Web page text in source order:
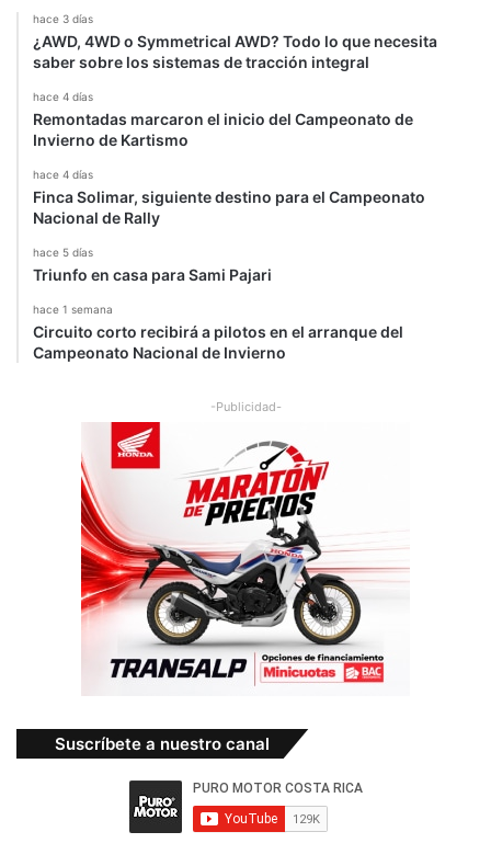
hace 3 días
¿AWD, 4WD o Symmetrical AWD? Todo lo que necesita
saber sobre los sistemas de tracción integral
hace 4 días
Remontadas marcaron el inicio del Campeonato de
Invierno de Kartismo
hace 4 días
Finca Solimar, siguiente destino para el Campeonato
Nacional de Rally
hace 5 días
Triunfo en casa para Sami Pajari
hace 1 semana
Circuito corto recibirá a pilotos en el arranque del
Campeonato Nacional de Invierno
-Publicidad-
Suscríbete a nuestro canal